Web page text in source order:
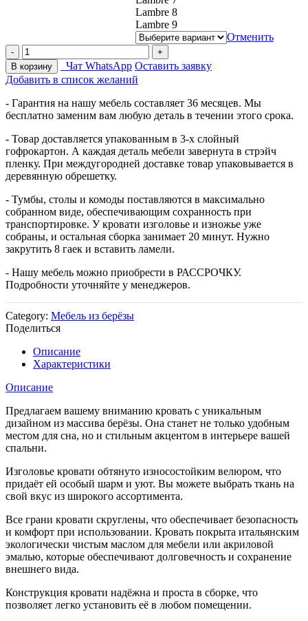
Lambre 8
Lambre 9
Отменить
В корзину Чат WhatsApp Оставить заявку
Добавить в список желаний
- Гарантия на нашу мебель составляет 36 месяцев. Мы
бесплатно заменим вам любую деталь в течении этого срока.
- Товар доставляется упакованным в 3-х слойный
гофрокартон. А каждая деталь мебели завернута в стрэйч
пленку. При междугородней доставке товар упаковывается в
деревянную обрешетку.
- Тумбы, столы и комоды поставляются в максимально
собранном виде, обеспечивающим сохранность при
транспортировке. У кровати изголовье и изножье уже
собраны, и остальная сборка занимает 20 минут. Нужно
закрутить 8 гаек и вставить ламели.
- Нашу мебель можно приобрести в РАССРОЧКУ.
Подробности уточняйте у менеджеров.
Category: Мебель из берёзы
Поделиться
Описание
Характеристики
Описание
Предлагаем вашему вниманию кровать с уникальным
дизайном из массива берёзы. Она станет не только удобным
местом для сна, но и стильным акцентом в интерьере вашей
спальни.
Изголовье кровати обтянуто износостойким велюром, что
придаёт ей особый шарм и уют. Вы можете выбрать ткань на
свой вкус из широкого ассортимента.
Все грани кровати скруглены, что обеспечивает безопасность
и комфорт при использовании. Кровать покрыта итальянским
экологически чистым маслом для мебели или акриловой
эмалью, которые обеспечивают долговечность и сохранение
внешнего вида.
Конструкция кровати надёжна и проста в сборке, что
позволяет легко установить её в любом помещении.